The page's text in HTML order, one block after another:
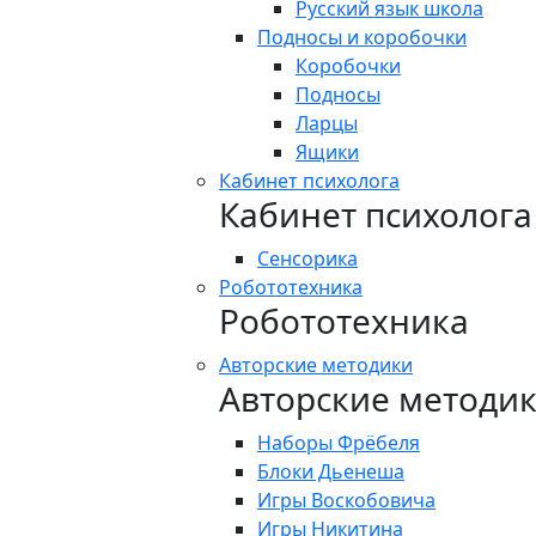
Русский язык школа
Подносы и коробочки
Коробочки
Подносы
Ларцы
Ящики
Кабинет психолога
Кабинет психолога
Сенсорика
Робототехника
Робототехника
Авторские методики
Авторские
Наборы Фрёбеля
Блоки Дьенеша
Игры Воскобовича
Игры Никитина